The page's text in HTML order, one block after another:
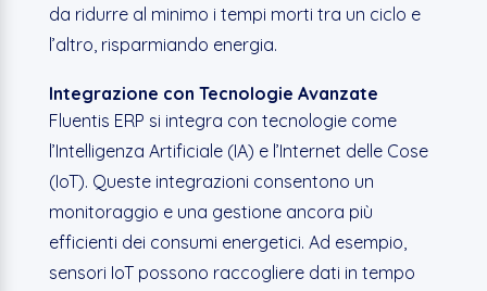
da ridurre al minimo i tempi morti tra un ciclo e
l’altro, risparmiando energia.
Integrazione con Tecnologie Avanzate
Fluentis ERP si integra con tecnologie come
l’Intelligenza Artificiale (IA) e l’Internet delle Cose
(IoT). Queste integrazioni consentono un
monitoraggio e una gestione ancora più
efficienti dei consumi energetici. Ad esempio,
sensori IoT possono raccogliere dati in tempo